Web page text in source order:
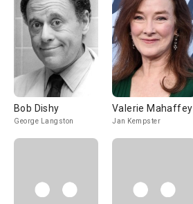
Bob Dishy
George Langston
Valerie Mahaffey
Jan Kempster